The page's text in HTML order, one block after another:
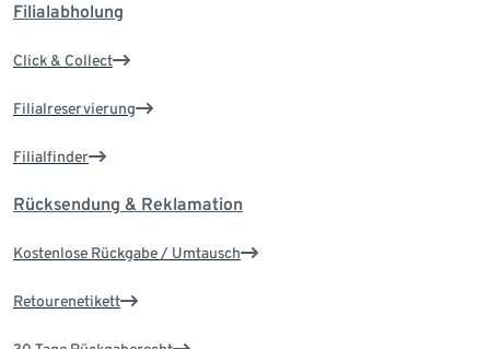
Filialabholung
Click & Collect
Filialreservierung
Filialfinder
Rücksendung & Reklamation
Kostenlose Rückgabe / Umtausch
Retourenetikett